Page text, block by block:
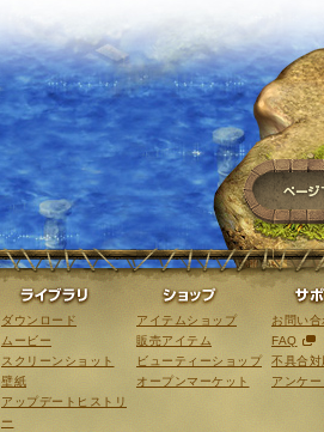
コミュニティ ライブラリ
ダウンロード
ムービー
スクリーンショット
壁紙
アップデートヒストリ
ー
シ
アイテムショップ
販売アイテム
ビューティーショップ
オープンマーケット
お問い
FAQ
不具合対
アンケー